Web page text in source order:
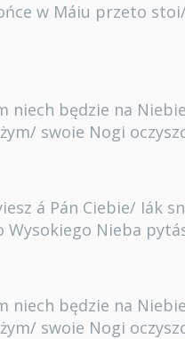
w Máiu przeto
niech będzie na
swoie Nogi
á Pán Ciebie/ Iák
Wysokiego Nieba
niech będzie na
swoie Nogi